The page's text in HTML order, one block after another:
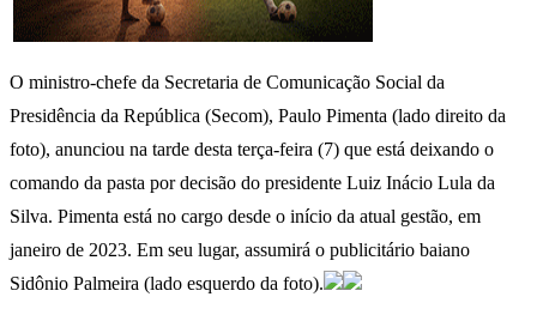
O ministro-chefe da Secretaria de Comunicação Social da
Presidência da República (Secom), Paulo Pimenta (lado direito da
foto), anunciou na tarde desta terça-feira (7) que está deixando o
comando da pasta por decisão do presidente Luiz Inácio Lula da
Silva. Pimenta está no cargo desde o início da atual gestão, em
janeiro de 2023. Em seu lugar, assumirá o publicitário baiano
Sidônio Palmeira (lado esquerdo da foto).